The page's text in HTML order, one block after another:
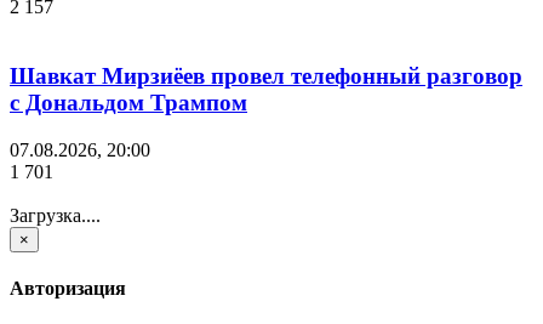
2 157
Шавкат Мирзиёев провел телефонный разговор
с Дональдом Трампом
07.08.2026, 20:00
1 701
Загрузка....
×
Авторизация